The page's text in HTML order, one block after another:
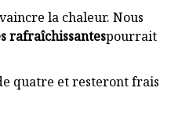
la chaleur. Nous
rafraîchissantespourrait
quatre et resteront frais